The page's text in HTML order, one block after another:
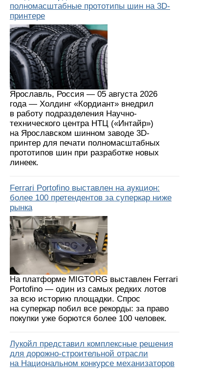
полномасштабные прототипы шин на 3D-
принтере
Ярославль, Россия — 05 августа 2026
года — Холдинг «Кордиант» внедрил
в работу подразделения Научно-
технического центра НТЦ («Интайр»)
на Ярославском шинном заводе 3D-
принтер для печати полномасштабных
прототипов шин при разработке новых
линеек.
Ferrari Portofino выставлен на аукцион:
более 100 претендентов за суперкар ниже
рынка
На платформе MIGTORG выставлен Ferrari
Portofino — один из самых редких лотов
за всю историю площадки. Спрос
на суперкар побил все рекорды: за право
покупки уже борются более 100 человек.
Лукойл представил комплексные решения
для дорожно-строительной отрасли
на Национальном конкурсе механизаторов